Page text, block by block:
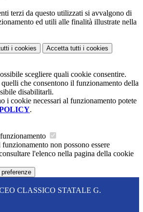
terzi da questo utilizzati si avvalgono di
ed utili alle finalità illustrate nella
i cookies Accetta tutti i cookies
scegliere quali cookie consentire.
che consentono il funzionamento della
disabilitarli.
i cookie necessari al funzionamento potete
.
non possono essere
l'elenco nella pagina della cookie
CLASSICO STATALE G.